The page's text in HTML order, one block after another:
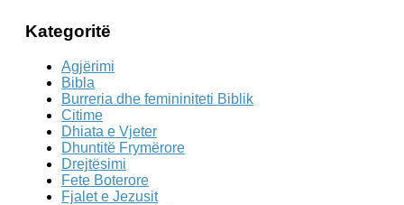
Kategoritë
Agjërimi
Bibla
Burreria dhe femininiteti Biblik
Citime
Dhiata e Vjeter
Dhuntitë Frymërore
Drejtësimi
Fete Boterore
Fjalet e Jezusit